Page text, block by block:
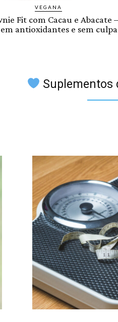
VEGANA
Fit com Cacau e Abacate –
antioxidantes e sem culpa
Suplementos